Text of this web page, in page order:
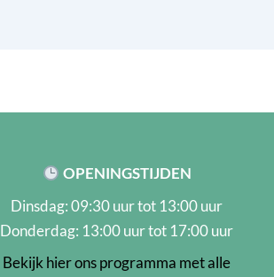
OPENINGSTIJDEN
Dinsdag: 09:30 uur tot 13:00 uur
Donderdag: 13:00 uur tot 17:00 uur
Bekijk hier ons programma met alle